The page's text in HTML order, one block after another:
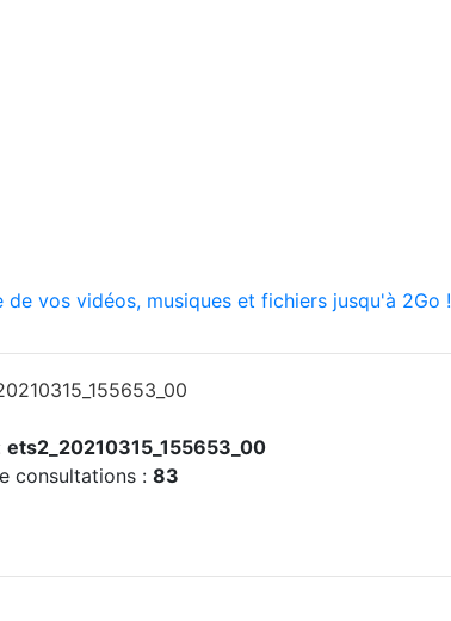
vos vidéos, musiques et fichiers jusqu'à 2Go !
ets2_20210315_155653_00
consultations : 83